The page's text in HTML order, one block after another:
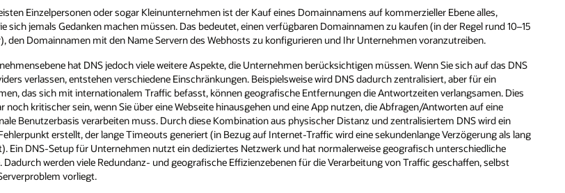
Einzelpersonen oder sogar Kleinunternehmen ist der Kauf eines Domainnamens auf kommerzieller Ebene alles,
sich jemals Gedanken machen müssen. Das bedeutet, einen verfügbaren Domainnamen zu kaufen (in der Regel rund 10–15
den Domainnamen mit den Name Servern des Webhosts zu konfigurieren und Ihr Unternehmen voranzutreiben.
hat DNS jedoch viele weitere Aspekte, die Unternehmen berücksichtigen müssen. Wenn Sie sich auf das DNS
verlassen, entstehen verschiedene Einschränkungen. Beispielsweise wird DNS dadurch zentralisiert, aber für ein
das sich mit internationalem Traffic befasst, können geografische Entfernungen die Antwortzeiten verlangsamen. Dies
noch kritischer sein, wenn Sie über eine Webseite hinausgehen und eine App nutzen, die Abfragen/Antworten auf eine
Benutzerbasis verarbeiten muss. Durch diese Kombination aus physischer Distanz und zentralisiertem DNS wird ein
erstellt, der lange Timeouts generiert (in Bezug auf Internet-Traffic wird eine sekundenlange Verzögerung als lang
Ein DNS-Setup für Unternehmen nutzt ein dediziertes Netzwerk und hat normalerweise geografisch unterschiedliche
Dadurch werden viele Redundanz- und geografische Effizienzebenen für die Verarbeitung von Traffic geschaffen, selbst
vorliegt.